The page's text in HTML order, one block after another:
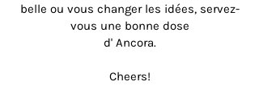
belle ou vous changer les idées, servez-
vous une bonne dose
d' Ancora.
Cheers!